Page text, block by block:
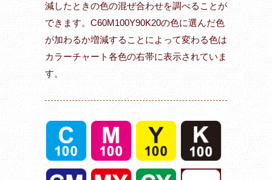
減したときの色の混ぜ合わせを調べることが
できます。C60M100Y90K20の色に選んだ色
が加わるか増減することによって変わる色は
カラーチャート各色の右帯に表示されていま
す。